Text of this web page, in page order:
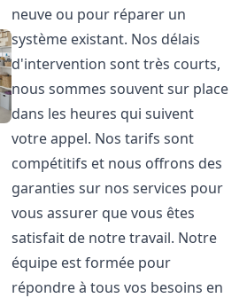
neuve ou pour réparer un
système existant. Nos délais
d'intervention sont très courts,
nous sommes souvent sur place
dans les heures qui suivent
votre appel. Nos tarifs sont
compétitifs et nous offrons des
garanties sur nos services pour
vous assurer que vous êtes
satisfait de notre travail. Notre
équipe est formée pour
répondre à tous vos besoins en